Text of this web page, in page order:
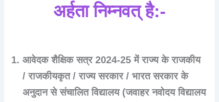
अर्हता निम्नवत् है:-
आवेदक शैक्षिक सत्र 2024-25 में राज्य के राजकीय
/ राजकीयकृत / राज्य सरकार / भारत सरकार के
अनुदान से संचालित विद्यालय (जवाहर नवोदय विद्यालय